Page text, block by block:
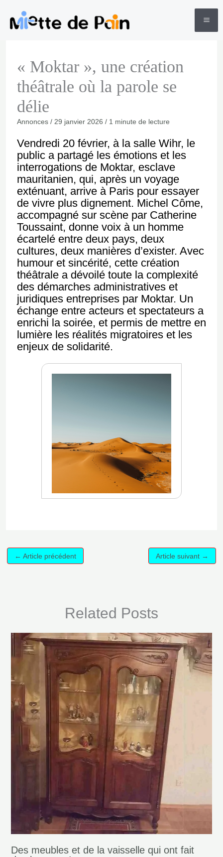
au
contenu
« Moktar », une création
théâtrale où la parole se
délie
Annonces/ 29 janvier 2026 / 1 minute de lecture
Vendredi 20 février, à la salle Wihr, le
public a partagé les émotions et les
interrogations de Moktar, esclave
mauritanien, qui, après un voyage
exténuant, arrive à Paris pour essayer
de vivre plus dignement. Michel Côme,
accompagné sur scène par Catherine
Toussaint, donne voix à un homme
écartelé entre deux pays, deux
cultures, deux manières d’exister. Avec
humour et sincérité, cette création
théâtrale a dévoilé toute la complexité
des démarches administratives et
juridiques entreprises par Moktar. Un
échange entre acteurs et spectateurs a
enrichi la soirée, et permis de mettre en
lumière les réalités migratoires et les
enjeux de solidarité.
← Article précédent Article suivant →
Related Posts
Des meubles et de la vaisselle qui ont fait